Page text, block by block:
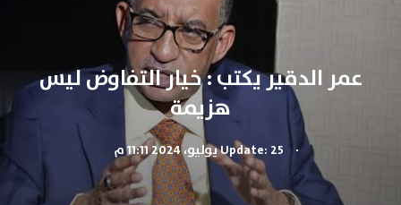
عمر الدقير يكتب : خيار التفاوض ليس
هزيمة
.